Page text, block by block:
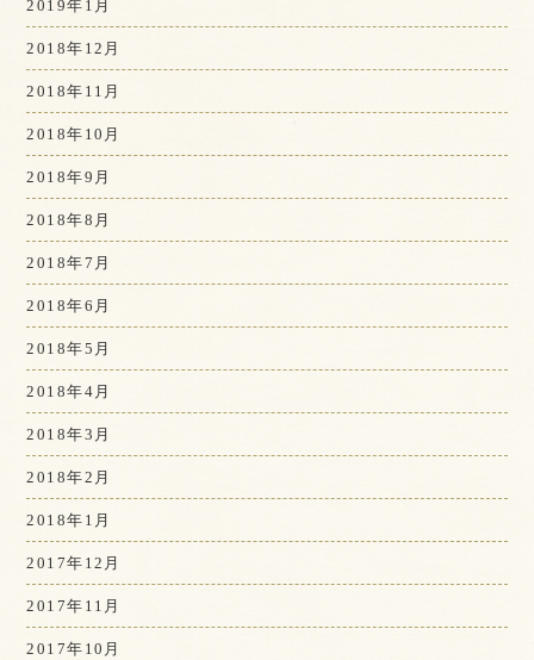
2019年1月
2018年12月
2018年11月
2018年10月
2018年9月
2018年8月
2018年7月
2018年6月
2018年5月
2018年4月
2018年3月
2018年2月
2018年1月
2017年12月
2017年11月
2017年10月